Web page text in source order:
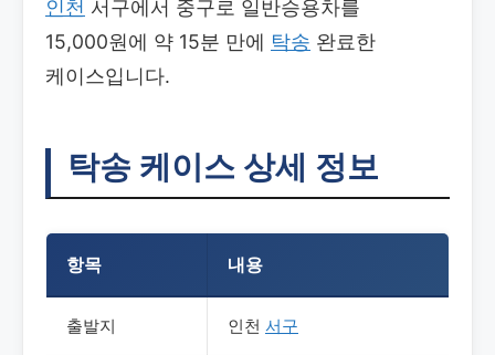
인천 서구에서 중구로 일반승용차를
15,000원에 약 15분 만에 탁송 완료한
케이스입니다.
탁송 케이스 상세 정보
항목 내용
출발지 인천 서구